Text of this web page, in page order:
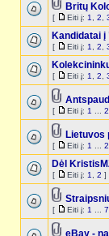
Britų
[ Eiti į: 1 2
Kandidatai
[ Eiti į: 1 2
[ Eiti į: 1 2
[ Eiti į: 1
Lietuvos
[ Eiti į: 1
Dėl
[ Eiti į: 1 2 ]
[ Eiti į: 1 7
eBay -